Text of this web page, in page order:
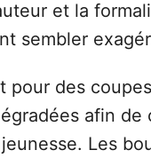
et la
sembler
pour des
afin de
Les